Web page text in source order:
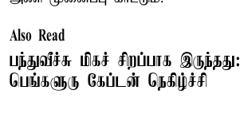
Also Read
பந்துவீச்சு மிகச் சிறப்பாக இருந்தது:
பெங்களுரு கேப்டன் நெகிழ்ச்சி